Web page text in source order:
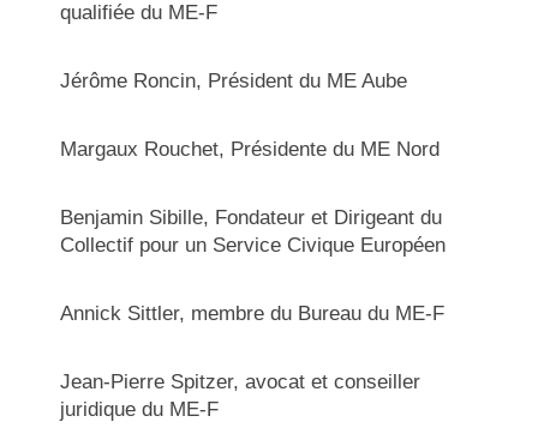
qualifiée du ME-F
Jérôme Roncin, Président du ME Aube
Margaux Rouchet, Présidente du ME Nord
Benjamin Sibille, Fondateur et Dirigeant du
Collectif pour un Service Civique Européen
Annick Sittler, membre du Bureau du ME-F
Jean-Pierre Spitzer, avocat et conseiller
juridique du ME-F